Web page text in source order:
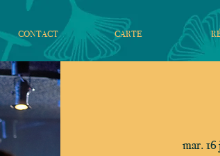
CONTACT CARTE
mar.